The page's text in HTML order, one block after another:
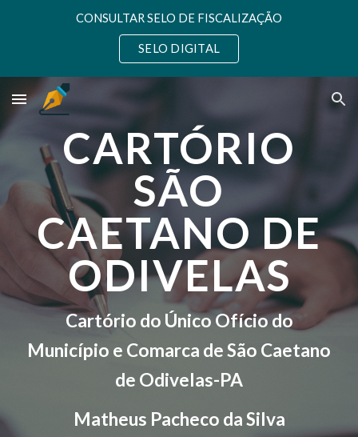
Skip to navigation
CONSULTAR SELO DE FISCALIZAÇÃO
SELO DIGITAL
CARTÓRIO
SÃO
CAETANO DE
ODIVELAS
Cartório do Único Ofício do
Município e Comarca de São Caetano
de Odivelas-PA
Matheus Pacheco da Silva